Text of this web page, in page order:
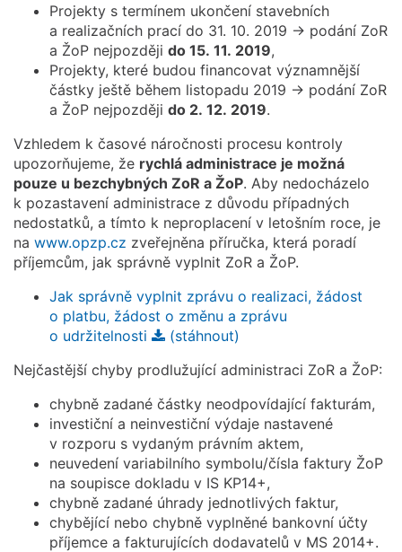
Projekty s termínem ukončení stavebních
a realizačních prací do 31. 10. 2019 → podání ZoR
a ŽoP nejpozději do 15. 11. 2019,
Projekty, které budou financovat významnější
částky ještě během listopadu 2019 → podání ZoR
a ŽoP nejpozději do 2. 12. 2019.
Vzhledem k časové náročnosti procesu kontroly
upozorňujeme, že rychlá administrace je možná
pouze u bezchybných ZoR a ŽoP. Aby nedocházelo
k pozastavení administrace z důvodu případných
nedostatků, a tímto k neproplacení v letošním roce, je
na www.opzp.cz zveřejněna příručka, která poradí
příjemcům, jak správně vyplnit ZoR a ŽoP.
Jak správně vyplnit zprávu o realizaci, žádost
o platbu, žádost o změnu a zprávu
o udržitelnosti
(stáhnout)
Nejčastější chyby prodlužující administraci ZoR a ŽoP:
chybně zadané částky neodpovídající fakturám,
investiční a neinvestiční výdaje nastavené
v rozporu s vydaným právním aktem,
neuvedení variabilního symbolu/čísla faktury ŽoP
na soupisce dokladu v IS KP14+,
chybně zadané úhrady jednotlivých faktur,
chybějící nebo chybně vyplněné bankovní účty
příjemce a fakturujících dodavatelů v MS 2014+.